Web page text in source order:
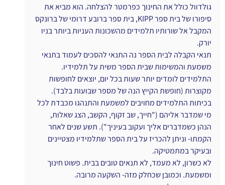
גולדוול כולל את החינוך כפרמטר להצלחה. הוא מביא את
סיפורו של בית ספר KIPP, בית ספר ברובע דרומי של ברונקס
המקבל אל שורותיו תלמידים מהשכונות העניות ביותר בניו
יורק.
תנאי הקבלה לבית הספר נה התנאי להסכים לעמוד בתנאי
משמעת והמשימות שבית הספר משית על תלמידיו.
התלמידים לומדים יותר שעות בכל יום, יוצאים לחופשות
מקוצרות (חופשת הקייץ הנה של מספר שבועות בלבד).
בכיתות התלמידים מחויבים למשמעת והתנהגו מכבדת לכל
מי שמדבר אליהם ("חייך, שב זקוף, הקשב, הצג שאלות,
הנהן כשמדברים אליך ועקוב בעיניך"). תשע שנים לאחר
הקמתו- וניתן להכריז על בית הספר שתלמידיו מצטיינים
ובעיקר במתמטיקה.
לא כשרון, לא מעמד, לא תנאים טובים בבית. פשוט חינוך
ומשמעת. וכמובן שכחלק מזה- השקעה מרובה.